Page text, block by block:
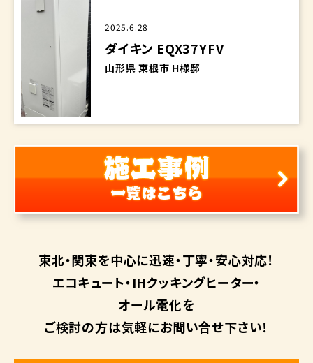
2025.6.28
ダイキン EQX37YFV
山形県 東根市 H様邸
東北・関東を中心に迅速・丁寧・安心対応！
エコキュート・IHクッキングヒーター・
オール電化を
ご検討の方は気軽にお問い合せ下さい！